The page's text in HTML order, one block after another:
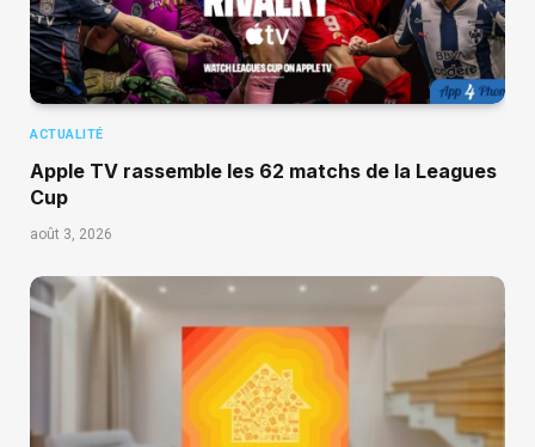
ACTUALITÉ
Apple TV rassemble les 62 matchs de la Leagues
Cup
août 3, 2026